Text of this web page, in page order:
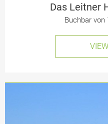
Das Leitner
Buchbar von